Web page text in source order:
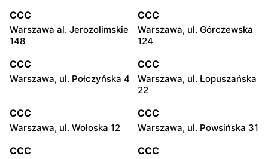
CCC
Warszawa al. Jerozolimskie
148
CCC
Warszawa, ul. Górczewska
124
CCC
Warszawa, ul. Połczyńska 4
CCC
Warszawa, ul. Łopuszańska
22
CCC
Warszawa, ul. Wołoska 12
CCC
Warszawa, ul. Powsińska 31
CCC CCC